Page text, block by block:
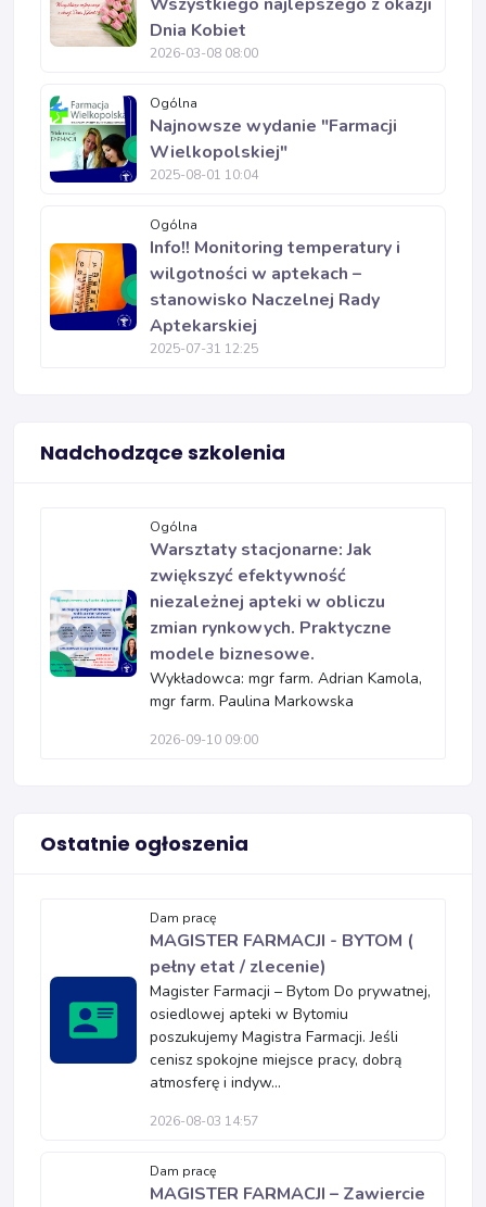
Dnia Kobiet
2026-03-08 08:00
Ogólna
Najnowsze wydanie "Farmacji
Wielkopolskiej"
2025-08-01 10:04
Ogólna
Info!! Monitoring temperatury i
wilgotności w aptekach –
stanowisko Naczelnej Rady
Aptekarskiej
2025-07-31 12:25
Nadchodzące szkolenia
Ogólna
Warsztaty stacjonarne: Jak
zwiększyć efektywność
niezależnej apteki w obliczu
zmian rynkowych. Praktyczne
modele biznesowe.
Wykładowca: mgr farm. Adrian Kamola,
mgr farm. Paulina Markowska
2026-09-10 09:00
Ostatnie ogłoszenia
Dam pracę
MAGISTER FARMACJI - BYTOM (
pełny etat / zlecenie)
Magister Farmacji – Bytom Do prywatnej,
osiedlowej apteki w Bytomiu
poszukujemy Magistra Farmacji. Jeśli
cenisz spokojne miejsce pracy, dobrą
atmosferę i indyw...
2026-08-03 14:57
Dam pracę
MAGISTER FARMACJI – Zawiercie